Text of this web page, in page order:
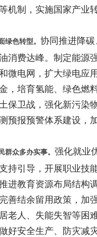
机制，实施国家产
绿色转型。 协同推进降
消费达峰。制定能
微电网，扩大绿电
，培育氢能、绿色
保卫战，强化新污染
预报预警体系建设
群众多办实事。 强化就业
持引导，开展职业
进教育资源布局结
善结余留用政策，
老人、失能失智等
好安全生产、防灾